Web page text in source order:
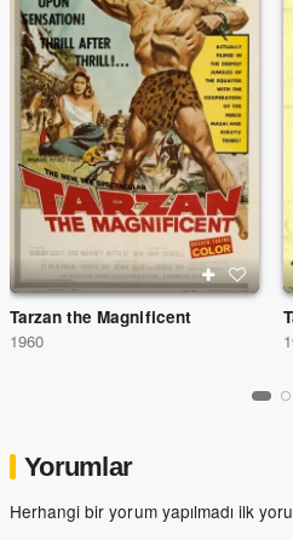
Tarzan the Magnificent
1960
Yorumlar
Herhangi bir yorum yapılmadı ilk